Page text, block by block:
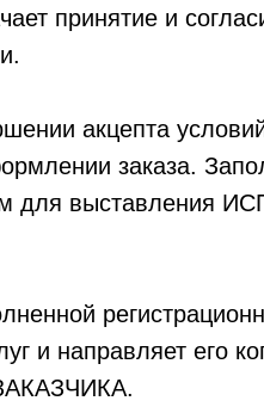
принятие и
акцепта
заказа.
для выставления
и направляет его